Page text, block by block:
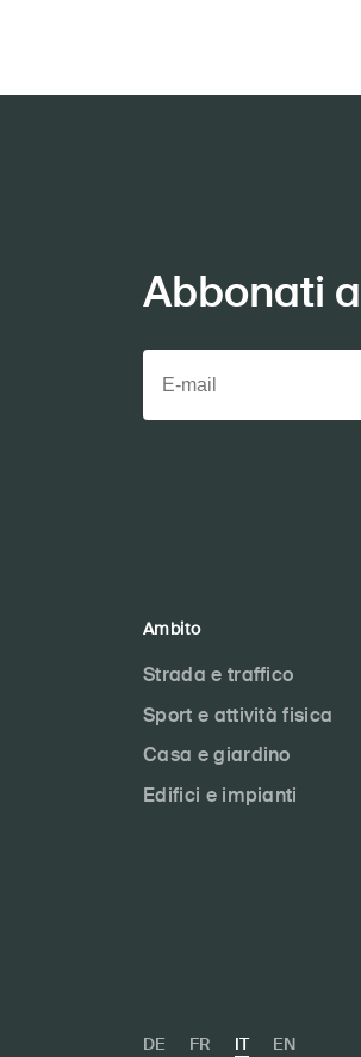
Abbonati
Ambito
Strada e traffico
Sport e attività fisica
Casa e giardino
Edifici e impianti
DE FR IT EN